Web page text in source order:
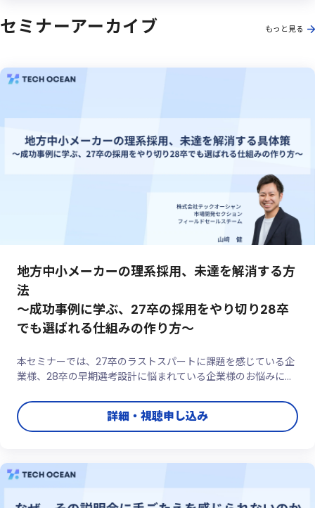
セミナーアーカイブ もっと見る
地方中小メーカーの理系採用、未達を解消する方
法
～成功事例に学ぶ、27卒の採用をやり切り28卒
でも選ばれる仕組みの作り方～
本セミナーでは、27卒のラストスパートに課題を感じている企
業様、28卒の早期選考設計に悩まれている企業様のお悩みに、
と」「具体的に聞いてみたいこと」を、ぜひお気軽にご相談くだ
さい。理系採用に特化したサービス提供者ならではの視点で、
明日から実践 ...
詳細・視聴申し込み